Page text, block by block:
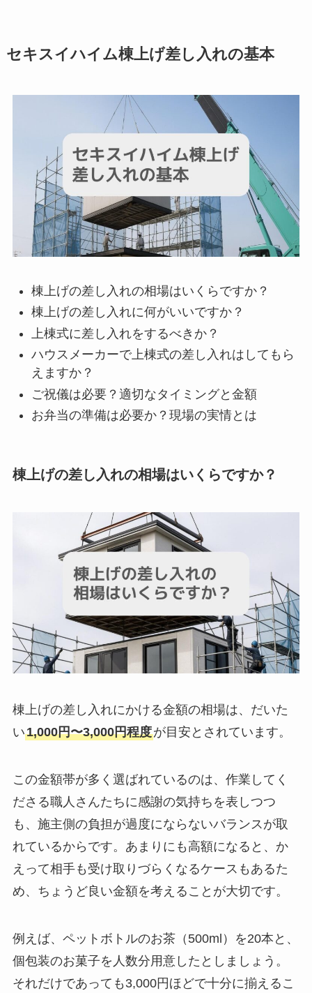
セキスイハイム棟上げ差し入れの基本
棟上げの差し入れの相場はいくらですか？
棟上げの差し入れに何がいいですか？
上棟式に差し入れをするべきか？
ハウスメーカーで上棟式の差し入れはしてもら
えますか？
ご祝儀は必要？適切なタイミングと金額
お弁当の準備は必要か？現場の実情とは
棟上げの差し入れの相場はいくらですか？
棟上げの差し入れにかける金額の相場は、だいた
い1,000円〜3,000円程度が目安とされています。
この金額帯が多く選ばれているのは、作業してく
ださる職人さんたちに感謝の気持ちを表しつつ
も、施主側の負担が過度にならないバランスが取
れているからです。あまりにも高額になると、か
えって相手も受け取りづらくなるケースもあるた
め、ちょうど良い金額を考えることが大切です。
例えば、ペットボトルのお茶（500ml）を20本と、
個包装のお菓子を人数分用意したとしましょう。
それだけであっても3,000円ほどで十分に揃えるこ